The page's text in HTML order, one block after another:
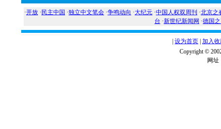
·开放 · 民主中国 ·独立中文笔会 ·争鸣动向 ·大纪元 ·中国人权双周刊 ·北京之
台 ·新世纪新闻网 ·德国
设为首页 加入
Copyright ©
网址